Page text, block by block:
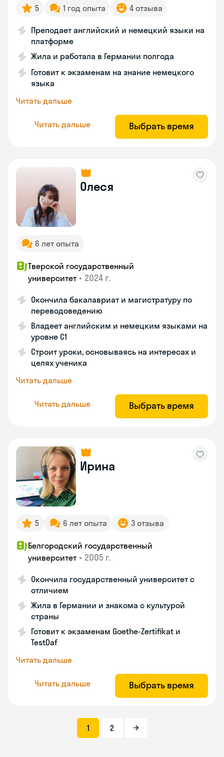
5 1 год опыта 4 отзыва
Преподает английский и немецкий языки на
платформе
Жила и работала в Германии полгода
Готовит к экзаменам на знание немецкого
языка
Читать дальше
Читать дальше Выбрать время
Олеся
6 лет опыта
Тверской государственный
университет • 2024 г.
Окончила бакалавриат и магистратуру по
переводоведению
Владеет английским и немецким языками на
уровне C1
Строит уроки, основываясь на интересах и
целях ученика
Читать дальше
Читать дальше Выбрать время
Ирина
5 6 лет опыта 3 отзыва
Белгородский государственный
университет • 2005 г.
Окончила государственный университет с
отличием
Жила в Германии и знакома с культурой
страны
Готовит к экзаменам Goethe-Zertifikat и
TestDaf
Читать дальше
Читать дальше Выбрать время
1 2